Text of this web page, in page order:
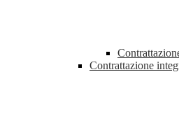
Contrattazione